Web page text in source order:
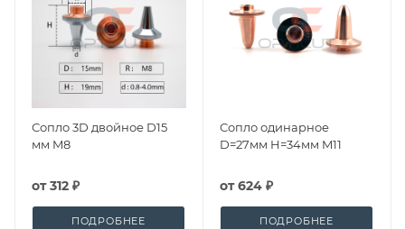
Сопло 3D двойное D15
мм M8
от312 ₽
ПОДРОБНЕЕ
Сопло одинарное
D=27мм H=34мм M11
от624 ₽
ПОДРОБНЕЕ